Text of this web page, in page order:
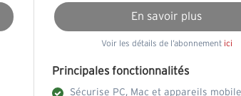
En savoir plus
Voir les détails de l’abonnement ici
Principales fonctionnalités
Sécurise PC, Mac et appareils